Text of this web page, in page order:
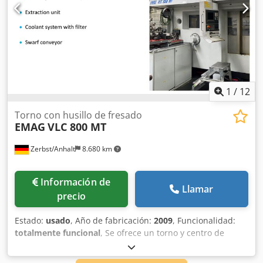
de venta y entrega. Sobre nosotros Más de 400 máquinas
propias en stock Más de 15.000 m² de superficie de
almacén, capacidad de puente grúa 70 t Más de 10.000
artículos y accesorios para su taller Dkodjyqvczepfx Acfsr
¿Desea vender máquinas, líneas de producción o su
empresa? No dude en consultarnos. Encontrará más
ofertas en nuestro sitio web. Las visitas son posibles previo
acuerdo. Esperamos su visita. Atentamente, su equipo
1 / 12
Zerbst/Anhalt 8.680 km
Torno con husillo de fresado
EMAG VLC 800 MT
Información de
precio
Llamar
Estado: usado, Año de fabricación: 2009, Funcionalidad:
totalmente funcional, Se ofrece un torno y centro de
mecanizado EMAG VLC 800 MT con cambiador automático
de herramientas. La máquina dispone de un torreta